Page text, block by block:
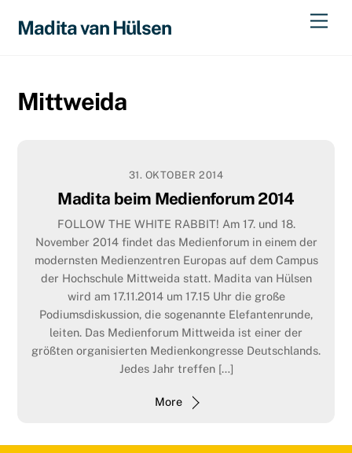
Madita van Hülsen
Mittweida
31. OKTOBER 2014
Madita beim Medienforum 2014
FOLLOW THE WHITE RABBIT! Am 17. und 18.
November 2014 findet das Medienforum in einem der
modernsten Medienzentren Europas auf dem Campus
der Hochschule Mittweida statt. Madita van Hülsen
wird am 17.11.2014 um 17.15 Uhr die große
Podiumsdiskussion, die sogenannte Elefantenrunde,
leiten. Das Medienforum Mittweida ist einer der
größten organisierten Medienkongresse Deutschlands.
Jedes Jahr treffen […]
More